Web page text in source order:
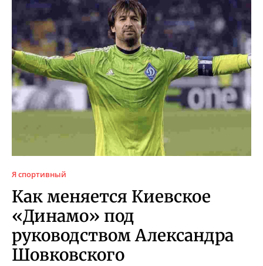
Я спортивный
Как меняется Киевское
«Динамо» под
руководством Александра
Шовковского